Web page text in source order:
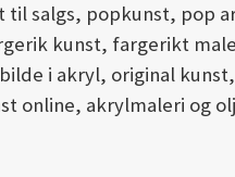
til salgs, popkunst, pop
kunst, fargerikt
i akryl, original
online, akrylmaleri og